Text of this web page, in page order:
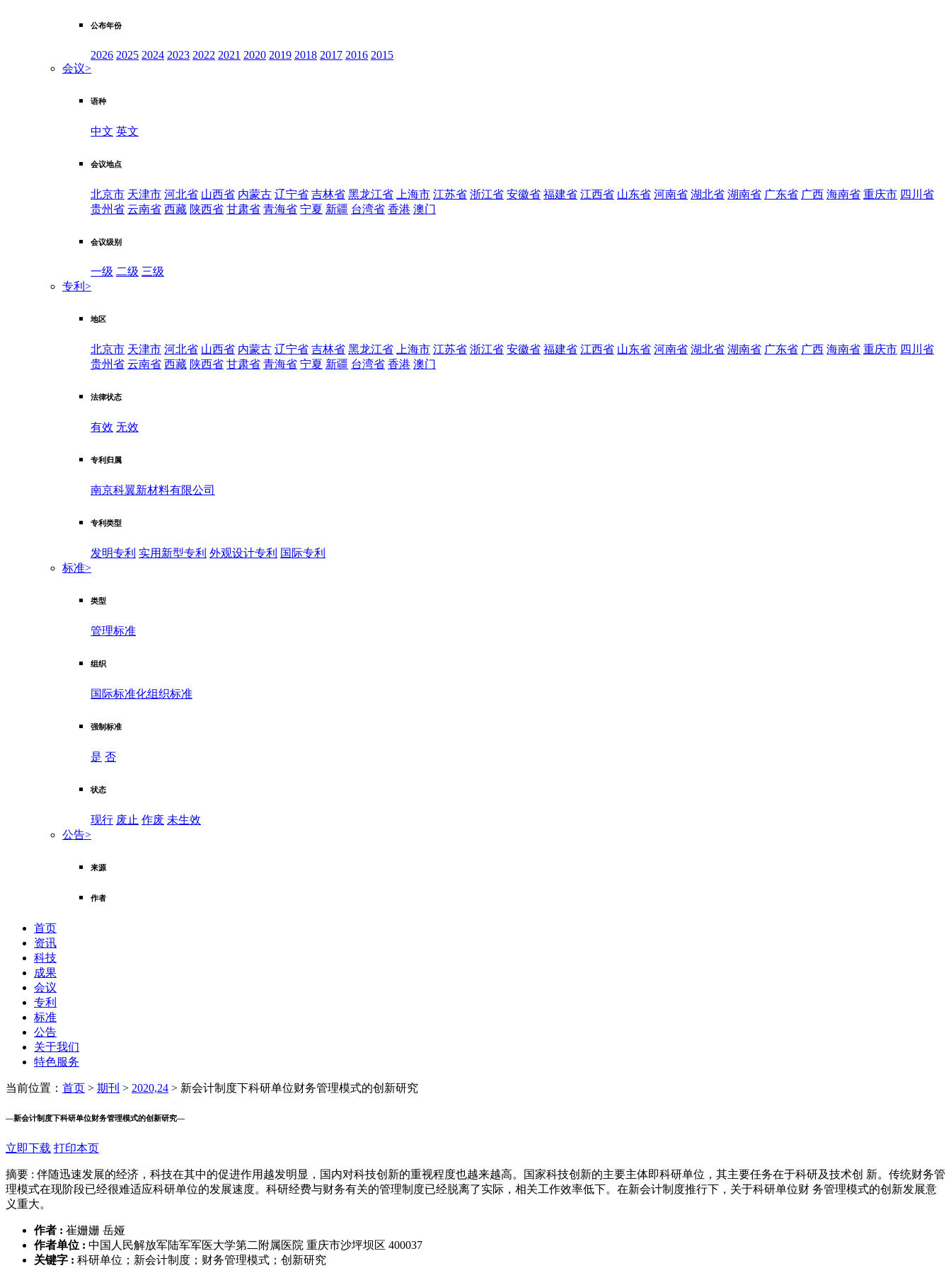
公布年份
2026 2025 2024 2023 2022 2021 2020 2019 2018 2017 2016 2015
会议>
语种
中文 英文
会议地点
北京市 天津市 河北省 山西省 内蒙古 辽宁省 吉林省 黑龙江省 上海市 江苏省 浙江省 安徽省 福建省 江西省 山东省 河南省 湖北省 湖南省 广东省 广西 海南省 重庆市 四川省
贵州省 云南省 西藏 陕西省 甘肃省 青海省 宁夏 新疆 台湾省 香港 澳门
会议级别
一级 二级 三级
专利 >
地区
北京市 天津市 河北省 山西省 内蒙古 辽宁省 吉林省 黑龙江省 上海市 江苏省 浙江省 安徽省 福建省 江西省 山东省 河南省 湖北省 湖南省 广东省 广西 海南省 重庆市 四川省
贵州省 云南省 西藏 陕西省 甘肃省 青海省 宁夏 新疆 台湾省 香港 澳门
法律状态
有效 无效
专利归属
南京科翼新材料有限公司
专利类型
发明专利 实用新型专利 外观设计专利 国际专利
标准>
类型
管理标准
组织
国际标准化组织标准
强制标准
是 否
状态
现行 废止 作废 未生效
公告>
来源
作者
首页
资讯
科技
成果
会议
专利
标准
公告
关于我们
特色服务
当前位置： 首页 > 期刊 > 2020,24 > 新会计制度下科研单位财务管理模式的创新研究
—新会计制度下科研单位财务管理模式的创新研究—
立即下载 打印本页
摘要 : 伴随迅速发展的经济，科技在其中的促进作用越发明显，国内对科技创新的重视程度也越来越高。国家科技创新的主要主体即科研单位，其主要任务在于科研及技术创 新。传统财务管
理模式在现阶段已经很难适应科研单位的发展速度。科研经费与财务有关的管理制度已经脱离了实际，相关工作效率低下。在新会计制度推行下，关于科研单位财 务管理模式的创新发展意
义重大。
作者 : 崔姗姗 岳娅
作者单位 : 中国人民解放军陆军军医大学第二附属医院 重庆市沙坪坝区 400037
关键字 : 科研单位；新会计制度；财务管理模式；创新研究